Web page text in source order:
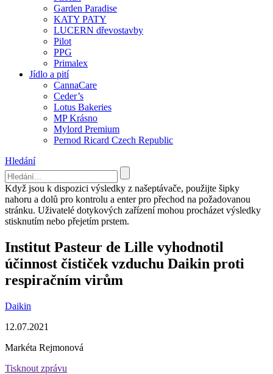
Garden Paradise
KATY PATY
LUCERN dřevostavby
Pilot
PPG
Primalex
Jídlo a pití
CannaCare
Ceder’s
Lotus Bakeries
MP Krásno
Mylord Premium
Pernod Ricard Czech Republic
Hledání
Když jsou k dispozici výsledky z našeptávače, použijte šipky
nahoru a dolů pro kontrolu a enter pro přechod na požadovanou
stránku. Uživatelé dotykových zařízení mohou procházet výsledky
stisknutím nebo přejetím prstem.
Institut Pasteur de Lille vyhodnotil
účinnost čističek vzduchu Daikin proti
respiračním virům
Daikin
12.07.2021
Markéta Rejmonová
Tisknout zprávu